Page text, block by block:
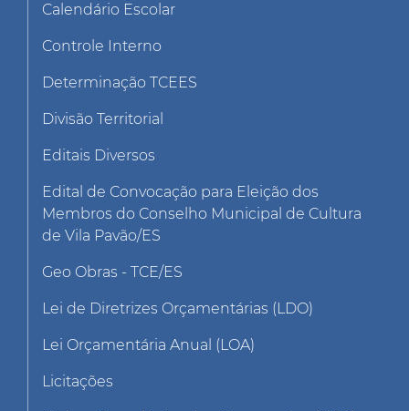
Calendário Escolar
Controle Interno
Determinação TCEES
Divisão Territorial
Editais Diversos
Edital de Convocação para Eleição dos
Membros do Conselho Municipal de Cultura
de Vila Pavão/ES
Geo Obras - TCE/ES
Lei de Diretrizes Orçamentárias (LDO)
Lei Orçamentária Anual (LOA)
Licitações